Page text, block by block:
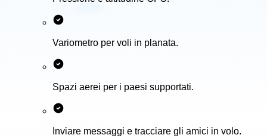
Variometro per voli in planata.
Spazi aerei per i paesi supportati.
Inviare messaggi e tracciare gli amici in volo.